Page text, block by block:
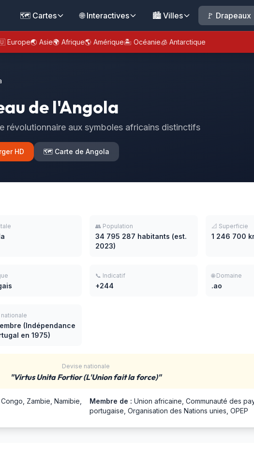
🗺️ Cartes 🌐 Interactives 🏙️ Villes 🚩 Drapeaux
Europe🌏 Asie🌍 Afrique🌎 Amérique🏝️ Océanie🧊 Antarctique
de l'Angola
révolutionnaire aux symboles africains distinctifs
HD 🗺️ Carte de Angola
👥 Population
34 795 287 habitants (est.
2023)
📐 Superficie
1 246 700
📞 Indicatif
+244
🌐 Domaine
.ao
nationale
(Indépendance
en 1975)
Devise nationale
"Virtus Unita Fortior (L'Union fait la force)"
Zambie, Namibie,
Membre de : Union africaine, Communauté des
portugaise, Organisation des Nations unies, OPEP